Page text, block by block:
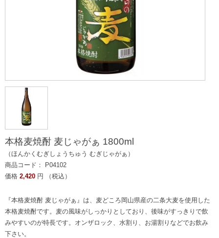
本格麦焼酎 麦じゃがぁ 1800ml
（ほんかくむぎしょうちゅう むぎじゃがぁ）
商品コード： P04102
価格 2,420 円 （税込）
『本格麦焼酎 麦じゃがぁ』は、麦どころ岡山県産の二条大麦を使用した
本格麦焼酎です。麦の風味がしっかりとしており、後味がすっきりで飲
みやすいのが特長です。オンザロック、水割り、お湯割りなどでお飲み
下さい。